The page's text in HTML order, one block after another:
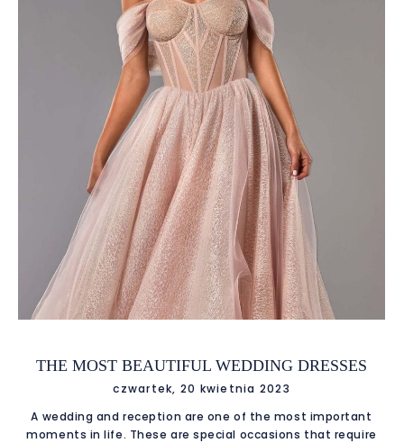
you have a chance to find real gems that will give you
elegance and style without overloading your wallet. Using
the E-Garderobe luxury brand second-hand shop, you also
have a chance to find limited editions and unique designs
that you will not find in traditional stores. This is a great
opportunity to add something really special and unique to
your collection! Why should you consider buying second-
hand? There are many
THE MOST BEAUTIFUL WEDDING DRESSES
czwartek, 20 kwietnia 2023
A wedding and reception are one of the most important
moments in life. These are special occasions that require